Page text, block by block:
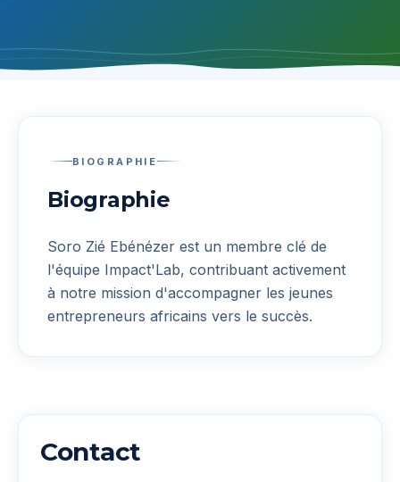
BIOGRAPHIE
Biographie
Soro Zié Ebénézer est un membre clé de
l'équipe Impact'Lab, contribuant activement
à notre mission d'accompagner les jeunes
entrepreneurs africains vers le succès.
Contact